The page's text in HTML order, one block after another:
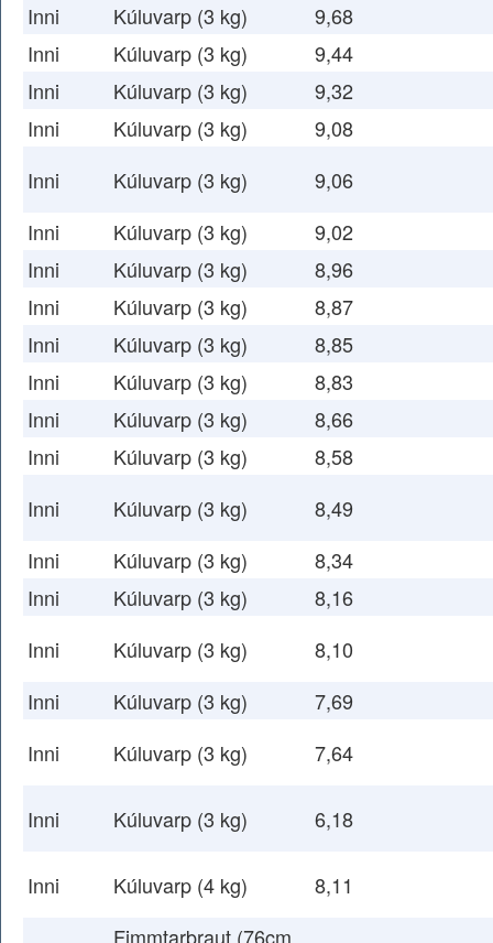
Inni
Kúluvarp (3 kg)
9,68
Inni
Kúluvarp (3 kg)
9,44
Inni
Kúluvarp (3 kg)
9,32
Inni
Kúluvarp (3 kg)
9,08
Inni
Kúluvarp (3 kg)
9,06
Inni
Kúluvarp (3 kg)
9,02
Inni
Kúluvarp (3 kg)
8,96
Inni
Kúluvarp (3 kg)
8,87
Inni
Kúluvarp (3 kg)
8,85
Inni
Kúluvarp (3 kg)
8,83
Inni
Kúluvarp (3 kg)
8,66
Inni
Kúluvarp (3 kg)
8,58
Inni
Kúluvarp (3 kg)
8,49
Inni
Kúluvarp (3 kg)
8,34
Inni
Kúluvarp (3 kg)
8,16
Inni
Kúluvarp (3 kg)
8,10
Inni
Kúluvarp (3 kg)
7,69
Inni
Kúluvarp (3 kg) 7,64
Inni Kúluvarp (3 kg) 6,18
Inni Kúluvarp (4 kg) 8,11
Fimmtarþraut (76cm